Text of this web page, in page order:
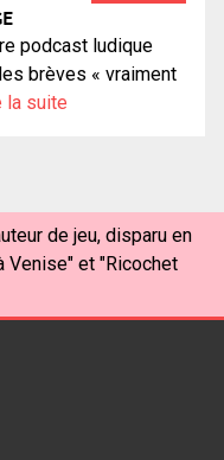
podcast ludique
brèves « vraiment
la suite
de jeu, disparu en
Venise" et "Ricochet